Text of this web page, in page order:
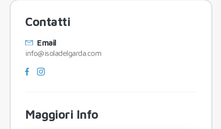
Contatti
Email
info@isoladelgarda.com
Maggiori Info